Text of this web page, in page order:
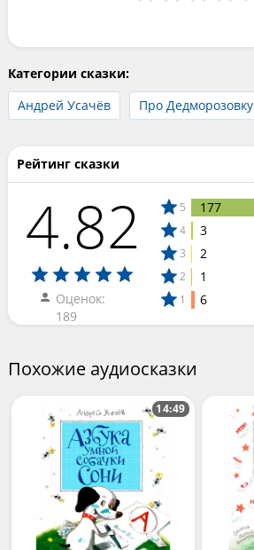
Категории сказки:
Андрей Усачёв
Про Дедморозовку
Рейтинг сказки
4.82
Оценок:
189
5 177
4 3
3 2
2 1
1 6
Похожие аудиосказки
14:49